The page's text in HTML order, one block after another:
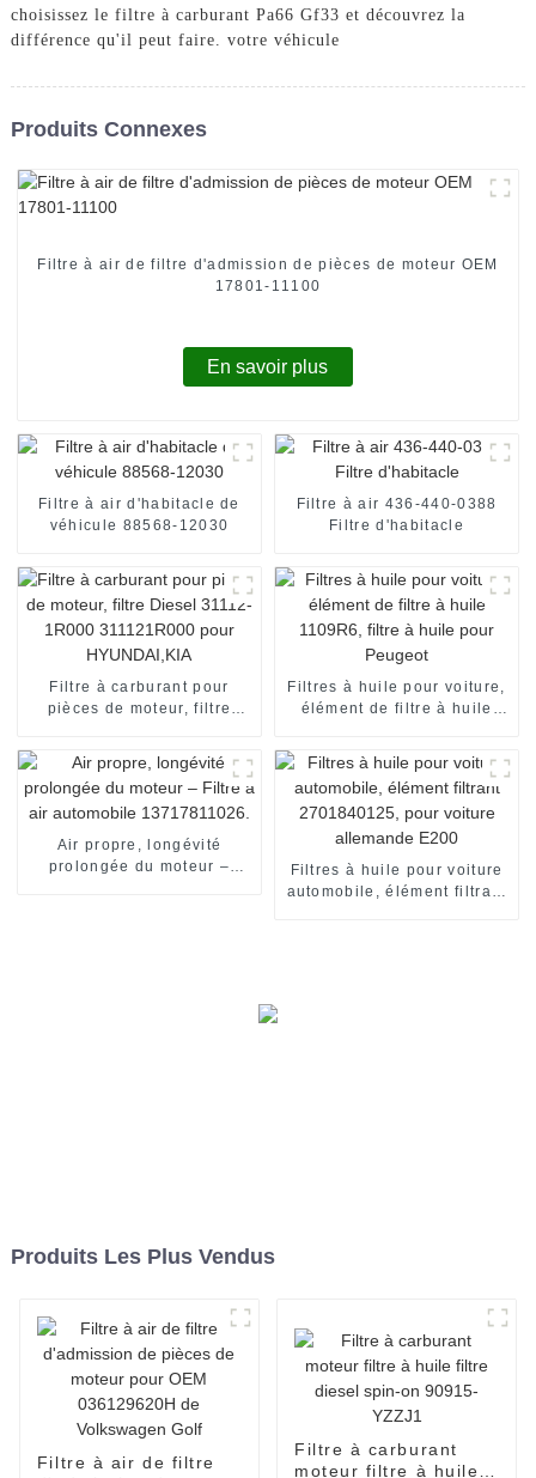
choisissez le filtre à carburant Pa66 Gf33 et découvrez la
différence qu'il peut faire. votre véhicule
Produits Connexes
Filtre à air de filtre d'admission de pièces de moteur OEM
17801-11100
En savoir plus
Filtre à air d'habitacle de
véhicule 88568-12030
Filtre à air 436-440-0388
Filtre d'habitacle
Filtre à carburant pour
pièces de moteur, filtre
HYUNDAI,KIA
Filtres à huile pour voiture,
élément de filtre à huile
Air propre, longévité
prolongée du moteur –
Filtres à huile pour voiture
automobile, élément filtrant
Produits Les Plus Vendus
Filtre à air de filtre
Filtre à carburant
moteur filtre à huile